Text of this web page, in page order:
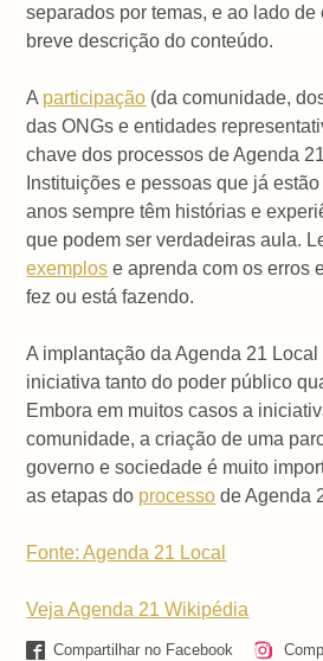
separados por temas, e ao lado de
breve descrição do conteúdo.
A participação (da comunidade,
das ONGs e entidades
chave dos processos de Agenda
Instituições e pessoas que já
anos sempre têm histórias e
que podem ser verdadeiras aula.
exemplos e aprenda com os erros
fez ou está fazendo.
A implantação da Agenda 21
iniciativa tanto do poder público
Embora em muitos casos a
comunidade, a criação de uma
governo e sociedade é muito
as etapas do processo de Agenda
Fonte: Agenda 21 Local
Veja Agenda 21 Wikipédia
Compartilhar no Facebook